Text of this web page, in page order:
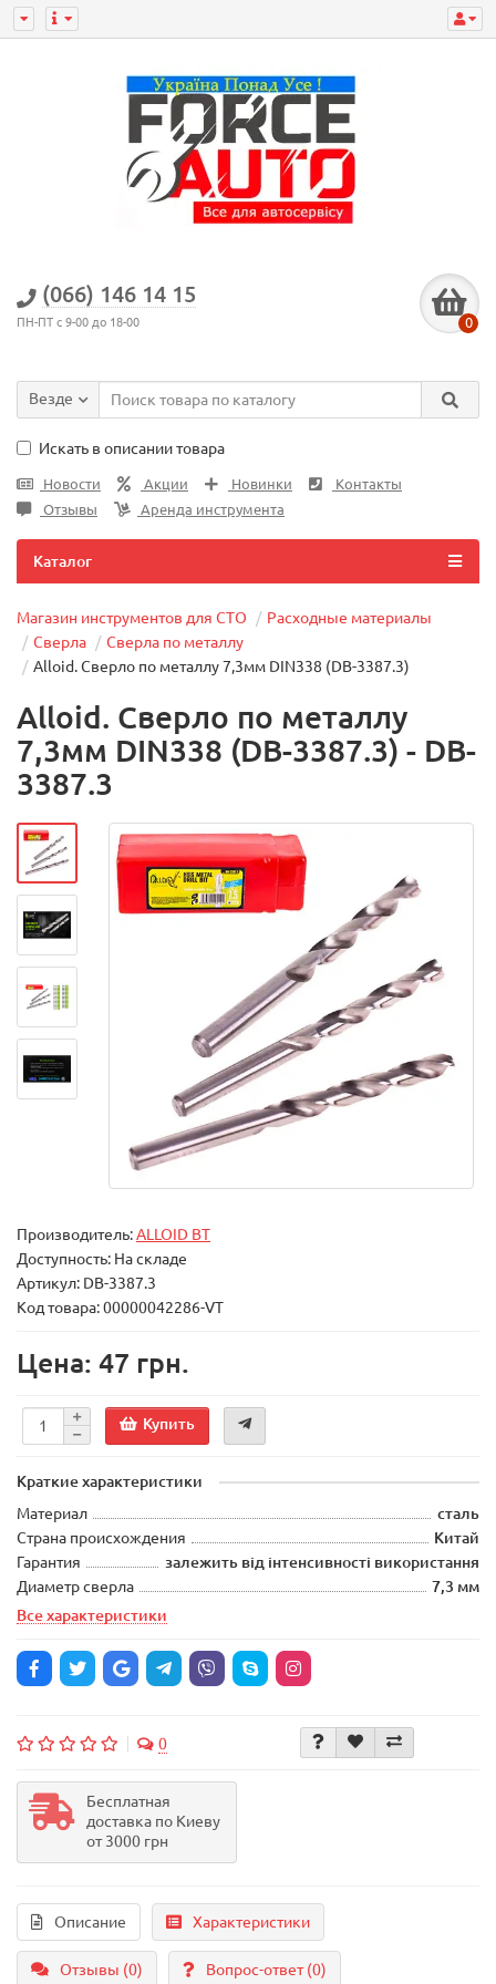
(066) 146 14 15
ПН-ПТ с 9-00 до 18-00 0
Везде
Искать в описании товара
Новости Акции Новинки
Контакты
Отзывы
Аренда инструмента
Каталог
Магазин инструментов для СТО
Расходные материалы
Сверла
Сверла по металлу
Alloid. Сверло по металлу 7,3мм DIN338 (DB-3387.3)
Alloid. Сверло по металлу
7,3мм DIN338 (DB-3387.3) - DB-
3387.3
Производитель:ALLOID BT
Доступность: На складе
Артикул: DB-3387.3
Код товара: 00000042286-VT
Цена: 47 грн.
Купить
Краткие характеристики
Материал
сталь
Страна происхождения
Китай
Гарантия
залежить від інтенсивності використання
Диаметр сверла
7,3 мм
Все характеристики
0
Бесплатная
доставка по Киеву
от 3000 грн
Описание Характеристики
Отзывы (0) Вопрос-ответ(0)